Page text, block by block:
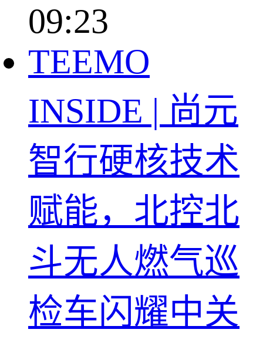
09:23
TEEMO
INSIDE | 尚元
智行硬核技术
赋能，北控北
斗无人燃气巡
检车闪耀中关